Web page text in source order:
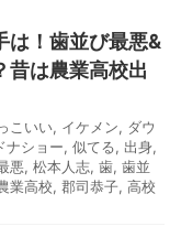
は！歯並び最悪&
昔は農業高校出
こいい, イケメン, ダウ
ナショー, 似てる, 出身,
悪, 松本人志, 歯, 歯並
業高校, 郡司恭子, 高校